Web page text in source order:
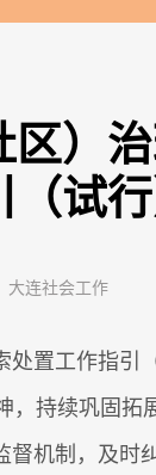
）
试行
大连社会工作
置工作指
持续巩固
机制，及